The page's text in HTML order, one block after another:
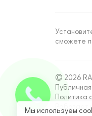
сможете
© 2026
Политика
Работает
Мы используем